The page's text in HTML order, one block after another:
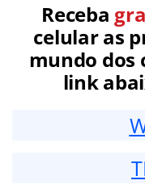
Receba
celular as
mundo dos
link